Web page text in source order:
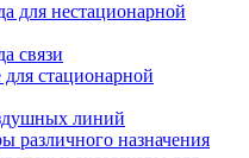
для нестационарной
связи
стационарной
линий
различного назначения